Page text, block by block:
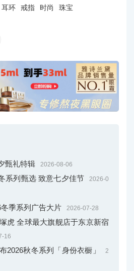
式品鉴与试戴更多系列珠宝，于
向约瑟芬皇后求婚的戒指由尚美创
“为爱加冕”的初代序章，冠冕成为
鲜活。
芬皇后发间的冠冕，如今化作指
仅仅是地位、权力、与被爱的象
耳环 戒指 时尚 珠宝
甄礼特辑 2026-08-06
系列甄选 致意七夕佳节 2026-0
季系列广告大片 2026-07-28
虎 全球最大旗舰店于东京新宿
16
2026秋冬系列「身份衣橱」 2